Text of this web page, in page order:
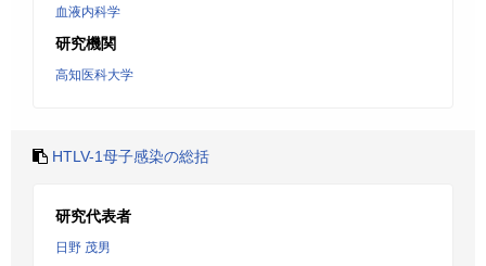
血液内科学
研究機関
高知医科大学
HTLV-1母子感染の総括
研究代表者
日野 茂男